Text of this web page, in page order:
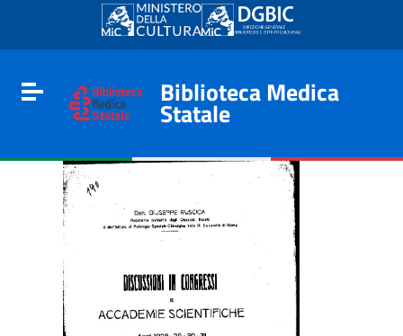
Go to content
Go to the navigation menu
Go to the footer
Toggle navigation
Biblioteca Medica
Statale